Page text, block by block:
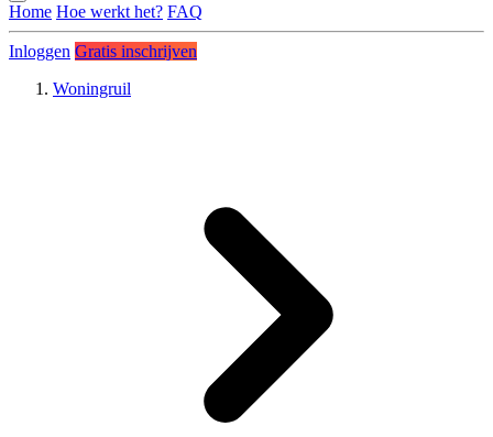
Home Hoe werkt het? FAQ
Inloggen Gratis inschrijven
Woningruil